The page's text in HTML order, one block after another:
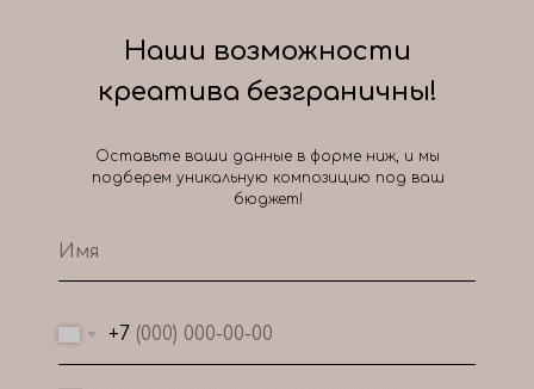
+7
Наши возможности
креатива безграничны!
Оставьте ваши данные в форме ниж, и мы
подберем уникальную композицию под ваш
бюджет!